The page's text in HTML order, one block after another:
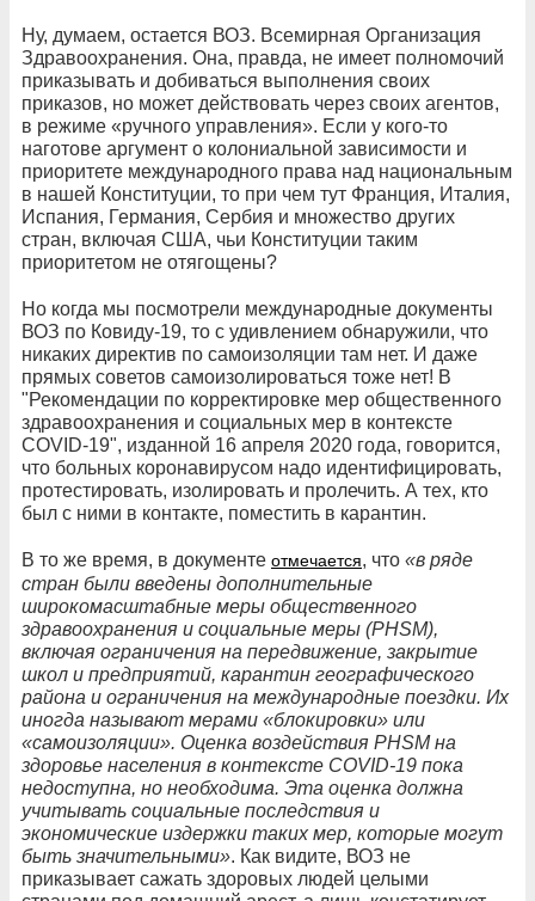
Ну, думаем, остается ВОЗ. Всемирная Организация
Здравоохранения. Она, правда, не имеет полномочий
приказывать и добиваться выполнения своих
приказов, но может действовать через своих агентов,
в режиме «ручного управления». Если у кого-то
наготове аргумент о колониальной зависимости и
приоритете международного права над национальным
в нашей Конституции, то при чем тут Франция, Италия,
Испания, Германия, Сербия и множество других
стран, включая США, чьи Конституции таким
приоритетом не отягощены?
Но когда мы посмотрели международные документы
ВОЗ по Ковиду-19, то с удивлением обнаружили, что
никаких директив по самоизоляции там нет. И даже
прямых советов самоизолироваться тоже нет! В
"Рекомендации по корректировке мер общественного
здравоохранения и социальных мер в контексте
COVID-19", изданной 16 апреля 2020 года, говорится,
что больных коронавирусом надо идентифицировать,
протестировать, изолировать и пролечить. А тех, кто
был с ними в контакте, поместить в карантин.
В то же время, в документе отмечается, что «в ряде
стран были введены дополнительные
широкомасштабные меры общественного
здравоохранения и социальные меры (PHSM),
включая ограничения на передвижение, закрытие
школ и предприятий, карантин географического
района и ограничения на международные поездки. Их
иногда называют мерами «блокировки» или
«самоизоляции». Оценка воздействия PHSM на
здоровье населения в контексте COVID-19 пока
недоступна, но необходима. Эта оценка должна
учитывать социальные последствия и
экономические издержки таких мер, которые могут
быть значительными». Как видите, ВОЗ не
приказывает сажать здоровых людей целыми